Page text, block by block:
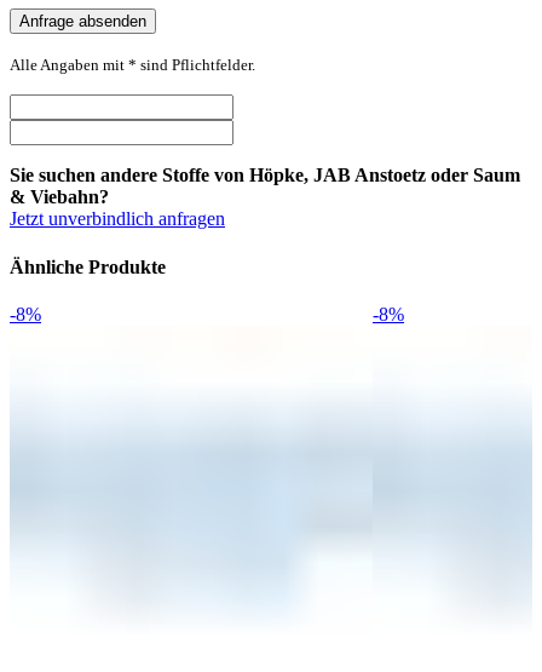
Alle Angaben mit * sind Pflichtfelder.
Sie suchen andere Stoffe von Höpke, JAB Anstoetz oder Saum
& Viebahn?
Jetzt unverbindlich anfragen
Ähnliche Produkte
-8% -8%